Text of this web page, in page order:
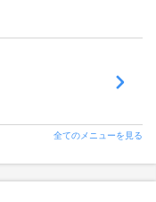
全てのメニューを見る